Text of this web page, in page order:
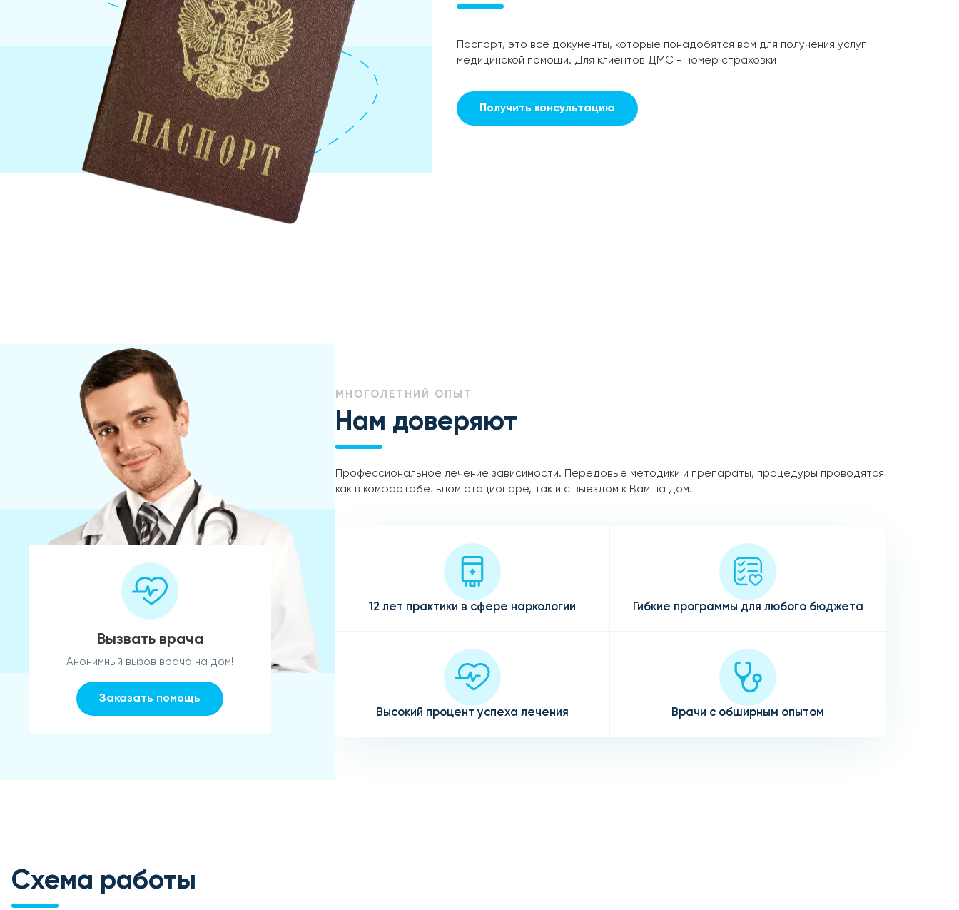
Паспорт, это все документы, которые понадобятся вам для получения услуг
медицинской помощи. Для клиентов ДМС - номер страховки
Получить консультацию
Вызвать врача
Анонимный вызов врача на дом!
Заказать помощь
МНОГОЛЕТНИЙ ОПЫТ
Нам доверяют
Профессиональное лечение зависимости. Передовые методики и препараты, процедуры проводятся
как в комфортабельном стационаре, так и с выездом к Вам на дом.
12 лет практики в сфере наркологии Гибкие программы для любого бюджета
Высокий процент успеха лечения Врачи с обширным опытом
Схема работы